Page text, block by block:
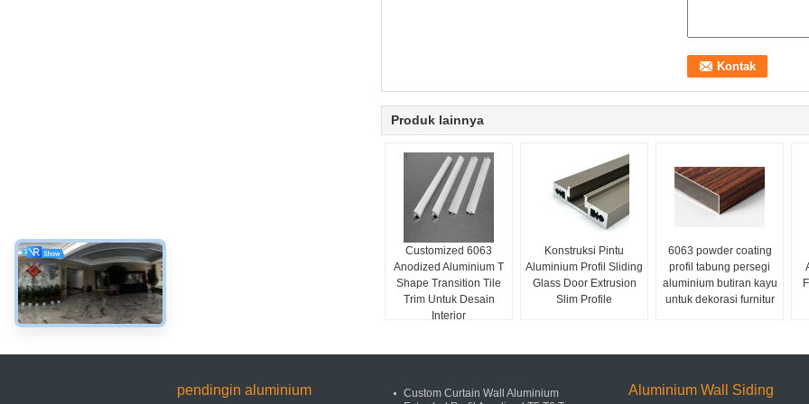
Produk lainnya
Customized 6063
Anodized Aluminium T
Shape Transition Tile
Trim Untuk Desain
Interior
Konstruksi Pintu
Aluminium Profil Sliding
Glass Door Extrusion
Slim Profile
6063 powder coating
profil tabung persegi
aluminium butiran kayu
untuk dekorasi furnitur
pendingin aluminium
Custom Curtain Wall Aluminium
Aluminium Wall Siding